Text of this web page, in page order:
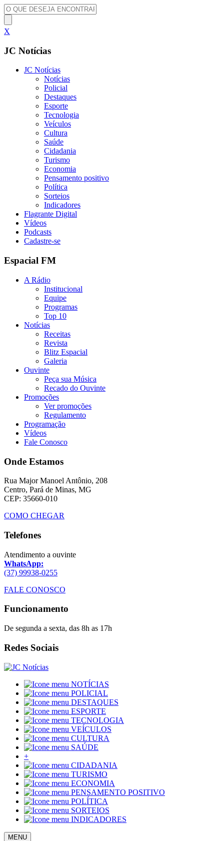
X
JC Notícias
JC Notícias
Notícias
Policial
Destaques
Esporte
Tecnologia
Veículos
Cultura
Saúde
Cidadania
Turismo
Economia
Pensamento positivo
Política
Sorteios
Indicadores
Flagrante Digital
Vídeos
Podcasts
Cadastre-se
Espacial FM
A Rádio
Institucional
Equipe
Programas
Top 10
Notícias
Receitas
Revista
Blitz Espacial
Galeria
Ouvinte
Peça sua Música
Recado do Ouvinte
Promoções
Ver promoções
Regulamento
Programação
Vídeos
Fale Conosco
Onde Estamos
Rua Major Manoel Antônio, 208
Centro, Pará de Minas, MG
CEP: 35660-010
COMO CHEGAR
Telefones
Atendimento a ouvinte
WhatsApp:
(37) 99938-0255
FALE CONOSCO
Funcionamento
De segunda a sexta, das 8h as 17h
Redes Sociais
NOTÍCIAS
POLICIAL
DESTAQUES
ESPORTE
TECNOLOGIA
VEÍCULOS
CULTURA
SAÚDE
+
CIDADANIA
TURISMO
ECONOMIA
PENSAMENTO POSITIVO
POLÍTICA
SORTEIOS
INDICADORES
MENU